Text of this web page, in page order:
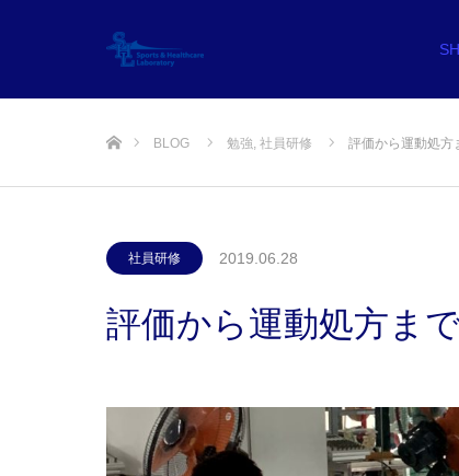
BLOG 勉強, 社員研修 評価から運動処方
社員研修 2019.06.28
評価から運動処方ま